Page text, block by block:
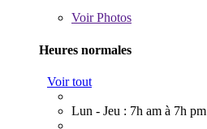
VoirPhotos
Heures normales
Voir tout
Lun - Jeu : 7h am à 7h pm